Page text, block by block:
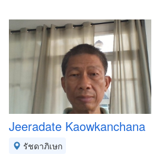
Jeeradate Kaowkanchana
รัชดาภิเษก